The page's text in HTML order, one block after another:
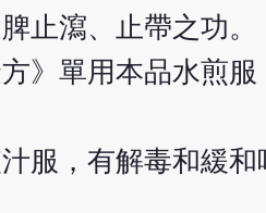
止瀉、止帶之功。
》單用本品水煎
服，有解毒和緩和